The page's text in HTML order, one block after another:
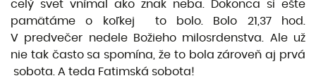
celý svet vnímal ako znak neba. Dokonca si ešte
pamätáme o koľkej to bolo. Bolo 21,37 hod.
V predvečer nedele Božieho milosrdenstva. Ale už
nie tak často sa spomína, že to bola zároveň aj prvá
sobota. A teda Fatimská sobota!